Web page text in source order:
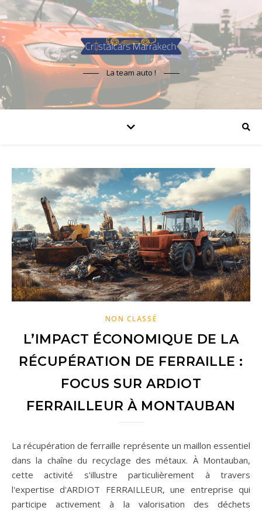
La team auto !
NON CLASSÉ
L’IMPACT ÉCONOMIQUE DE LA
RÉCUPÉRATION DE FERRAILLE :
FOCUS SUR ARDIOT
FERRAILLEUR À MONTAUBAN
La récupération de ferraille représente un maillon essentiel
dans la chaîne du recyclage des métaux. À Montauban,
cette activité s'illustre particulièrement à travers
l'expertise d'ARDIOT FERRAILLEUR, une entreprise qui
participe activement à la valorisation des déchets